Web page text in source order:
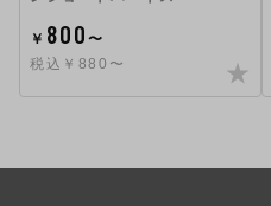
￥ 800 〜
税込￥880〜